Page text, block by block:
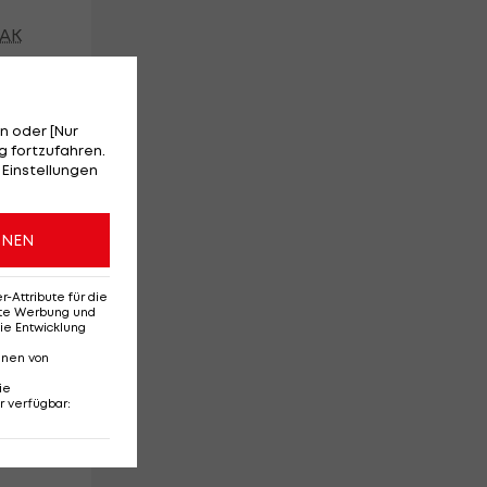
oder [Nur
fortzufahren.
Attribute für die
Werbung und
Entwicklung
von
verfügbar: